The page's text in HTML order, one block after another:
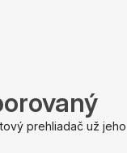
prehliadač už jeho